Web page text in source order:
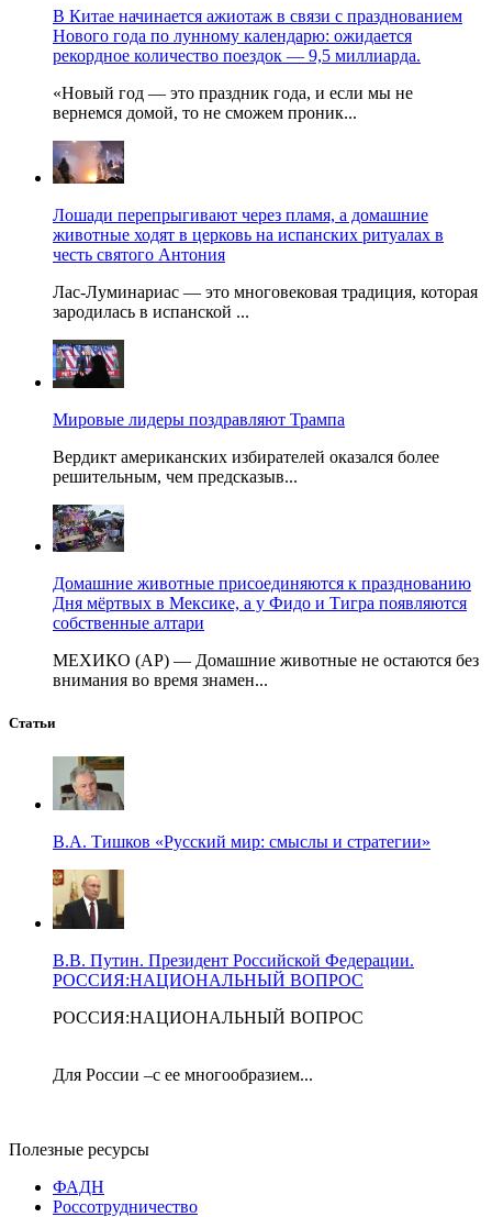
В Китае начинается ажиотаж в связи с празднованием
Нового года по лунному календарю: ожидается
рекордное количество поездок — 9,5 миллиарда.
«Новый год — это праздник года, и если мы не
вернемся домой, то не сможем проник...
Лошади перепрыгивают через пламя, а домашние
животные ходят в церковь на испанских ритуалах в
честь святого Антония
Лас-Луминариас — это многовековая традиция, которая
зародилась в испанской ...
Мировые лидеры поздравляют Трампа
Вердикт американских избирателей оказался более
решительным, чем предсказыв...
Домашние животные присоединяются к празднованию
Дня мёртвых в Мексике, а у Фидо и Тигра появляются
собственные алтари
МЕХИКО (AP) — Домашние животные не остаются без
внимания во время знамен...
Статьи
В.А. Тишков «Русский мир: смыслы и стратегии»
В.В. Путин. Президент Российской Федерации.
РОССИЯ:НАЦИОНАЛЬНЫЙ ВОПРОС
РОССИЯ:НАЦИОНАЛЬНЫЙ ВОПРОС
Для России –с ее многообразием...
Полезные ресурсы
ФАДН
Россотрудничество